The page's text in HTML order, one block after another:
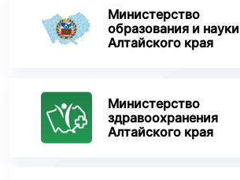
Министерство
образования и науки
Алтайского края
Министерство
здравоохранения
Алтайского края